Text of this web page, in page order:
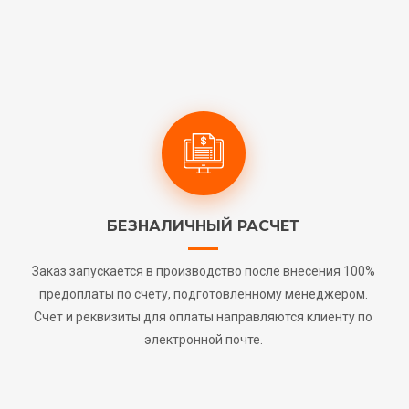
БЕЗНАЛИЧНЫЙ РАСЧЕТ
Заказ запускается в производство после внесения 100%
предоплаты по счету, подготовленному менеджером.
Счет и реквизиты для оплаты направляются клиенту по
электронной почте.